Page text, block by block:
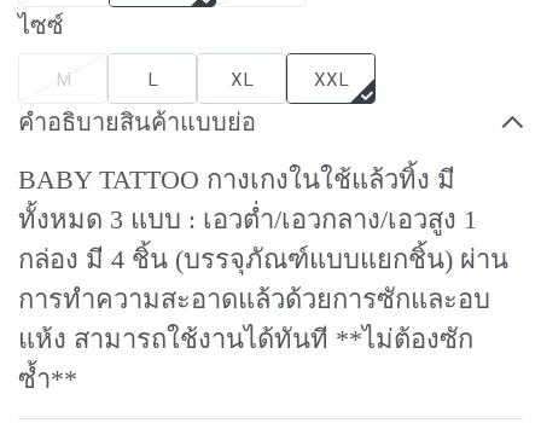
ไซซ์
M L XL XXL
คำอธิบายสินค้าแบบย่อ
BABY TATTOO กางเกงในใช้แล้วทิ้ง มี
ทั้งหมด 3 แบบ : เอวต่ำ/เอวกลาง/เอวสูง 1
กล่อง มี 4 ชิ้น (บรรจุภัณฑ์แบบแยกชิ้น) ผ่าน
การทำความสะอาดแล้วด้วยการซักและอบ
แห้ง สามารถใช้งานได้ทันที **ไม่ต้องซัก
ซ้ำ**